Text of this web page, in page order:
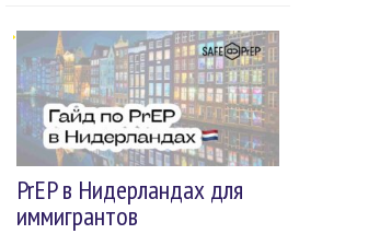
PrEP в Нидерландах для
иммигрантов